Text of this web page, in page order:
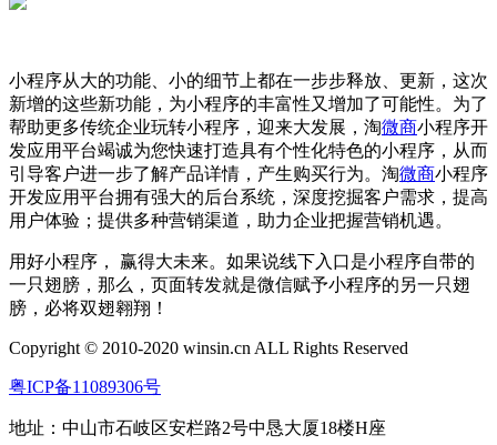
小程序从大的功能、小的细节上都在一步步释放、更新，这次
新增的这些新功能，为小程序的丰富性又增加了可能性。为了
帮助更多传统企业玩转小程序，迎来大发展，淘微商小程序开
发应用平台竭诚为您快速打造具有个性化特色的小程序，从而
引导客户进一步了解产品详情，产生购买行为。淘微商小程序
开发应用平台拥有强大的后台系统，深度挖掘客户需求，提高
用户体验；提供多种营销渠道，助力企业把握营销机遇。
用好小程序， 赢得大未来。如果说线下入口是小程序自带的
一只翅膀，那么，页面转发就是微信赋予小程序的另一只翅
膀，必将双翅翱翔！
Copyright © 2010-2020 winsin.cn ALL Rights Reserved
粤ICP备11089306号
地址：中山市石岐区安栏路2号中恳大厦18楼H座